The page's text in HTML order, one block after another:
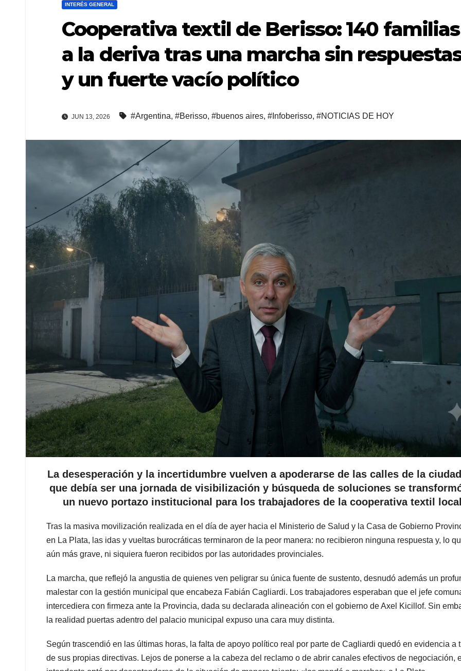
INTERÉS GENERAL
Cooperativa textil de Berisso: 140 familias
a la deriva tras una marcha sin
y un fuerte vacío político
JUN 13, 2026 #Argentina, #Berisso, #buenos aires, #Infoberisso, #NOTICIAS DE HOY
La desesperación y la incertidumbre vuelven a apoderarse de las calles de la
que debía ser una jornada de visibilización y búsqueda de soluciones se
un nuevo portazo institucional para los trabajadores de la cooperativa textil
Tras la masiva movilización realizada en el día de ayer hacia el Ministerio de Salud y la Casa de Gobierno
en La Plata, las idas y vueltas burocráticas terminaron de la peor manera: no recibieron ninguna respuesta y, lo
aún más grave, ni siquiera fueron recibidos por las autoridades provinciales.
La marcha, que reflejó la angustia de quienes ven peligrar su única fuente de sustento, desnudó además un
malestar con la gestión municipal que encabeza Fabián Cagliardi. Los trabajadores esperaban que el jefe
intercediera con firmeza ante la Provincia, dada su declarada alineación con el gobierno de Axel Kicillof. Sin
la realidad puertas adentro del palacio municipal expuso una cara muy distinta.
Según trascendió en las últimas horas, la falta de apoyo político real por parte de Cagliardi quedó en evidencia a
de sus propias directivas. Lejos de ponerse a la cabeza del reclamo o de abrir canales efectivos de negociación,